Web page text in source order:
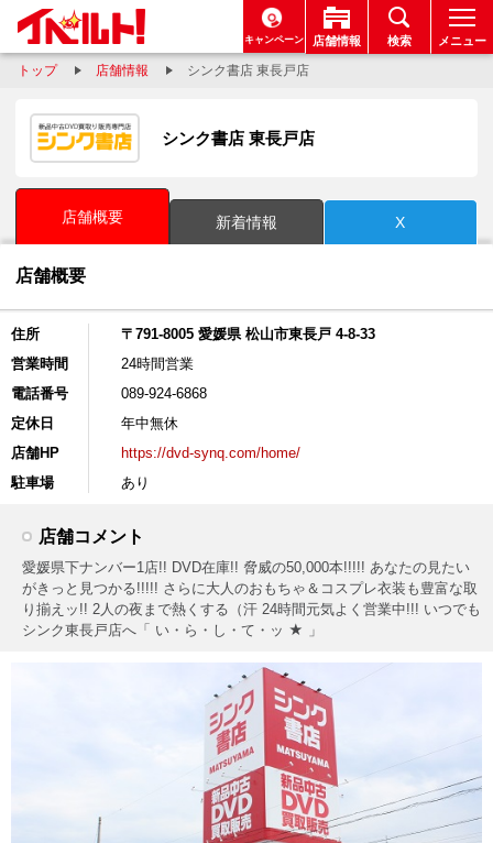
キャンペーン 店舗情報 検索 メニュー
トップ 店舗情報 シンク書店 東長戸店
シンク書店 東長戸店
店舗概要 新着情報 X
店舗概要
住所
〒791-8005 愛媛県 松山市東長戸 4-8-33
営業時間
24時間営業
電話番号
089-924-6868
定休日
年中無休
店舗HP
https://dvd-synq.com/home/
駐車場
あり
店舗コメント
愛媛県下ナンバー1店!! DVD在庫!! 脅威の50,000本!!!!! あなたの見たい
がきっと見つかる!!!!! さらに大人のおもちゃ＆コスプレ衣装も豊富な取
り揃えッ!! 2人の夜まで熱くする（汗 24時間元気よく営業中!!! いつでも
シンク東長戸店へ「 い・ら・し・て・ッ ★ 」